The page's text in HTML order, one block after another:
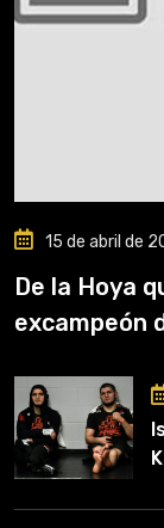
15 de abril de
De la Hoya
excampeón